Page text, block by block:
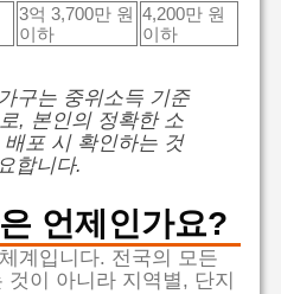
3억 3,700만 원
이하
4,200만 원
이하
구는 중위소득 기준
, 본인의 정확한 소
포 시 확인하는 것
합니다.
언제인가요?
체계입니다. 전국의 모든
이 아니라 지역별, 단지